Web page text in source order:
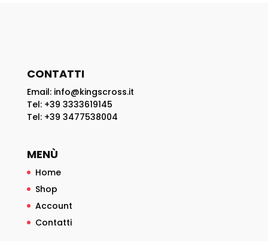
CONTATTI
Email: info@kingscross.it
Tel: +39 3333619145
Tel: +39 3477538004
MENÙ
Home
Shop
Account
Contatti